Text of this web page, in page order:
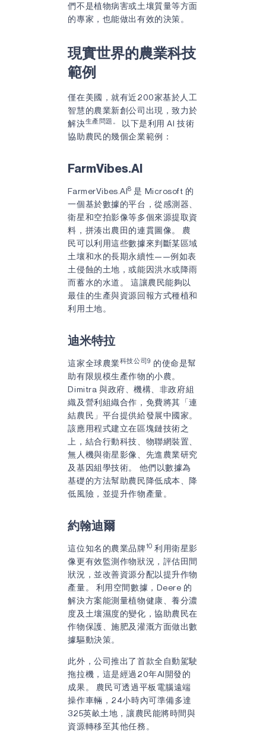
們不是植物病害或土壤質量等方面
的專家，也能做出有效的決策。
現實世界的農業科技
範例
僅在美國，就有近200家基於人工
智慧的農業新創公司出現，致力於
解決生產問題。
以下是利用 AI 技術
協助農民的幾個企業範例：
FarmVibes.AI
FarmerVibes.AI8 是 Microsoft 的
一個基於數據的平台，從感測器、
衛星和空拍影像等多個來源提取資
料，拼湊出農田的連貫圖像。 農
民可以利用這些數據來判斷某區域
土壤和水的長期永續性——例如表
土侵蝕的土地，或能因洪水或降雨
而蓄水的水道。 這讓農民能夠以
最佳的生產與資源回報方式種植和
利用土地。
迪米特拉
這家全球農業科技公司9 的使命是幫
助有限規模生產作物的小農。
Dimitra 與政府、機構、非政府組
織及營利組織合作，免費將其「連
結農民」平台提供給發展中國家。
該應用程式建立在區塊鏈技術之
上，結合行動科技、物聯網裝置、
無人機與衛星影像、先進農業研究
及基因組學技術。 他們以數據為
基礎的方法幫助農民降低成本、降
低風險，並提升作物產量。
約翰迪爾
這位知名的農業品牌10 利用衛星影
像更有效監測作物狀況，評估田間
狀況，並改善資源分配以提升作物
產量。 利用空間數據，Deere 的
解決方案能測量植物健康、養分濃
度及土壤濕度的變化，協助農民在
作物保護、施肥及灌溉方面做出數
據驅動決策。
此外，公司推出了首款全自動駕駛
拖拉機，這是經過20年AI開發的
成果。 農民可透過平板電腦遠端
操作車輛，24小時內可準備多達
325英畝土地，讓農民能將時間與
資源轉移至其他任務。